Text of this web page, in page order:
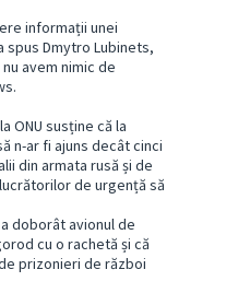
informații unei
spus Dmytro Lubinets,
avem nimic de
ONU susține că la
n-ar fi ajuns decât cinci
din armata rusă și de
de urgență să
doborât avionul de
cu o rachetă și că
prizonieri de război